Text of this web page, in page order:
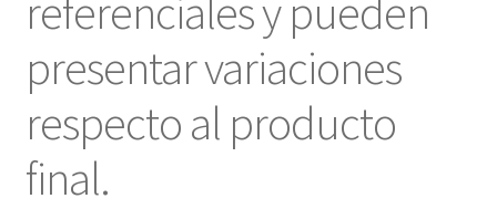
referenciales y pueden
presentar variaciones
respecto al producto
final.